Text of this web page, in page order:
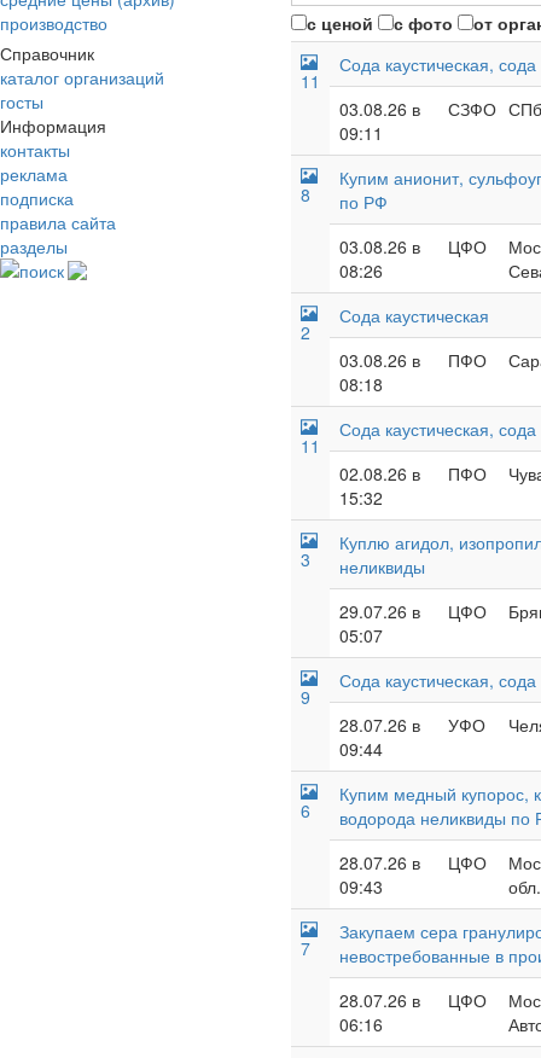
производство
Справочник
каталог организаций
госты
Информация
контакты
реклама
подписка
правила сайта
разделы
поиск
с ценой с фото от
11
Сода каустическая,
03.08.26 в
09:11
СЗФО
8
Купим анионит,
по РФ
03.08.26 в
08:26
ЦФО
2
Сода каустическая
03.08.26 в
08:18
ПФО
11
Сода каустическая,
02.08.26 в
15:32
ПФО
3
Куплю агидол,
неликвиды
29.07.26 в
05:07
ЦФО
9
Сода каустическая,
28.07.26 в
09:44
УФО
6
Купим медный купорос,
водорода неликвиды по
28.07.26 в
09:43
ЦФО
7
Закупаем сера
невостребованные в
28.07.26 в
06:16
ЦФО